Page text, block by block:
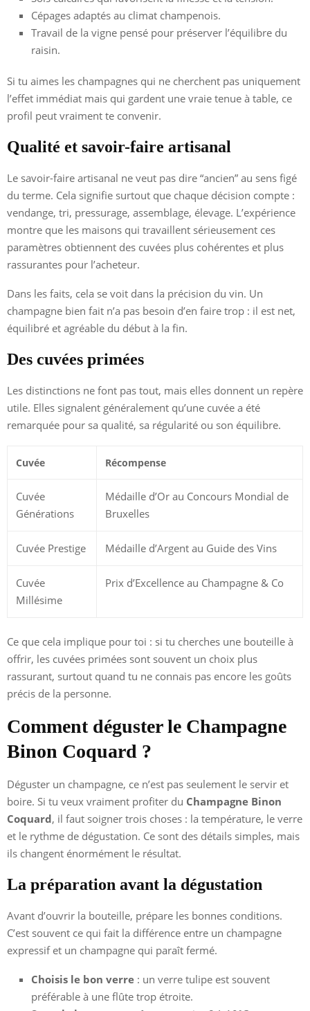
Cépages adaptés au climat champenois.
Travail de la vigne pensé pour préserver l’équilibre du
raisin.
Si tu aimes les champagnes qui ne cherchent pas uniquement
l’effet immédiat mais qui gardent une vraie tenue à table, ce
profil peut vraiment te convenir.
Qualité et savoir-faire artisanal
Le savoir-faire artisanal ne veut pas dire “ancien” au sens figé
du terme. Cela signifie surtout que chaque décision compte :
vendange, tri, pressurage, assemblage, élevage. L’expérience
montre que les maisons qui travaillent sérieusement ces
paramètres obtiennent des cuvées plus cohérentes et plus
rassurantes pour l’acheteur.
Dans les faits, cela se voit dans la précision du vin. Un
champagne bien fait n’a pas besoin d’en faire trop : il est net,
équilibré et agréable du début à la fin.
Des cuvées primées
Les distinctions ne font pas tout, mais elles donnent un repère
utile. Elles signalent généralement qu’une cuvée a été
remarquée pour sa qualité, sa régularité ou son équilibre.
Cuvée Récompense
Cuvée
Générations
Médaille d’Or au Concours Mondial de
Bruxelles
Cuvée Prestige Médaille d’Argent au Guide des Vins
Cuvée
Millésime
Prix d’Excellence au Champagne & Co
Ce que cela implique pour toi : si tu cherches une bouteille à
offrir, les cuvées primées sont souvent un choix plus
rassurant, surtout quand tu ne connais pas encore les goûts
précis de la personne.
Comment déguster le Champagne
Binon Coquard ?
Déguster un champagne, ce n’est pas seulement le servir et
boire. Si tu veux vraiment profiter du Champagne Binon
Coquard, il faut soigner trois choses : la température, le verre
et le rythme de dégustation. Ce sont des détails simples, mais
ils changent énormément le résultat.
La préparation avant la dégustation
Avant d’ouvrir la bouteille, prépare les bonnes conditions.
C’est souvent ce qui fait la différence entre un champagne
expressif et un champagne qui paraît fermé.
Choisis le bon verre : un verre tulipe est souvent
préférable à une flûte trop étroite.